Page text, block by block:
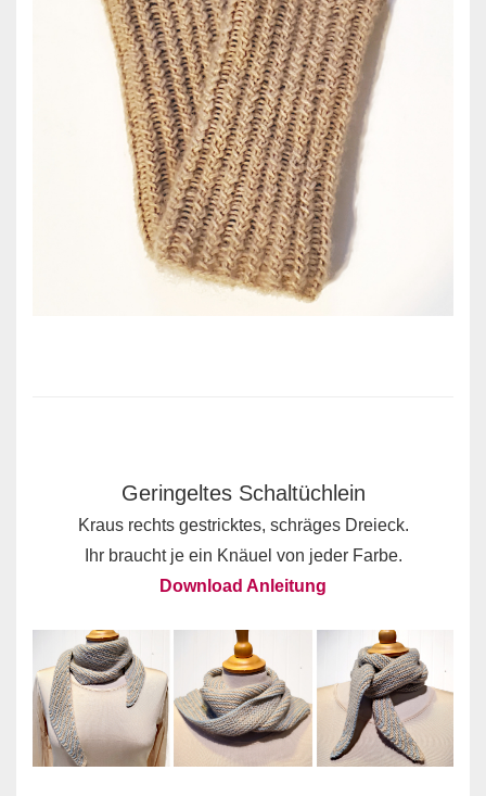
Geringeltes Schaltüchlein
Kraus rechts gestricktes, schräges Dreieck.
Ihr braucht je ein Knäuel von jeder Farbe.
Download Anleitung